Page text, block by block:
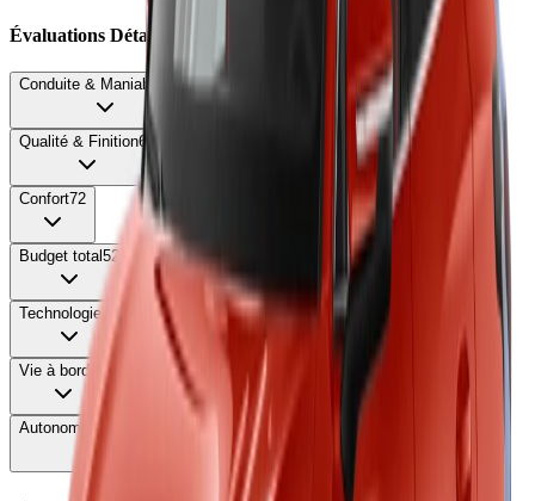
Évaluations Détaillées
Conduite & Maniabilité 75
Qualité & Finition62
Confort72
Budget total52
Technologie 78
Vie à bord 74
Autonomie & Recharge